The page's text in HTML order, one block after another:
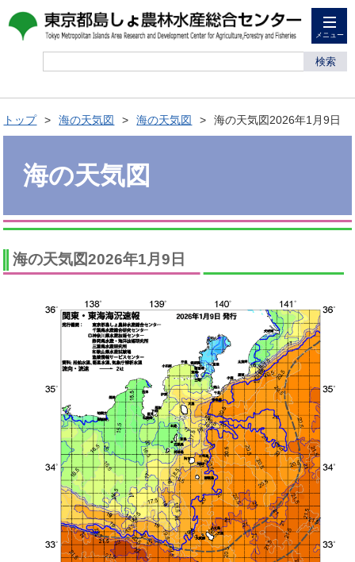
メニュー
検索
トップ 海の天気図 海の天気図 海の天気図2026年1月9日
海の天気図
海の天気図2026年1月9日